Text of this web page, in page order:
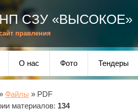
НП СЗУ «ВЫСОКОЕ»
правления
О нас Фото Тендеры
Файлы » PDF
материалов: 134